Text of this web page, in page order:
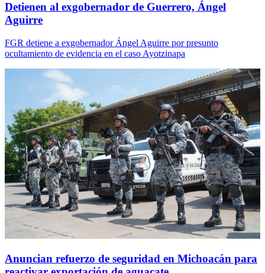
Detienen al exgobernador de Guerrero, Ángel
Aguirre
FGR detiene a exgobernador Ángel Aguirre por presunto
ocultamiento de evidencia en el caso Ayotzinapa
Anuncian refuerzo de seguridad en Michoacán para